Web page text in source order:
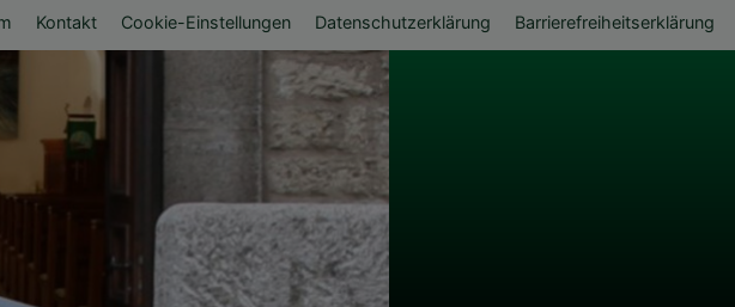
Kontakt Cookie-Einstellungen Datenschutzerklärung Barrierefreiheitserklärung